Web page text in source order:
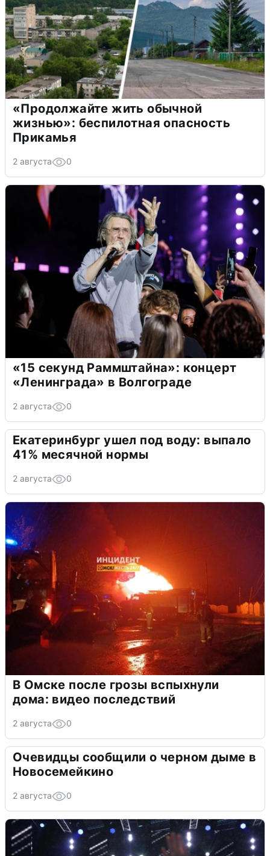
«Продолжайте жить обычной
жизнью»: беспилотная опасность
Прикамья
2 августа 0
«15 секунд Раммштайна»: концерт
«Ленинграда» в Волгограде
2 августа 0
Екатеринбург ушел под воду: выпало
41% месячной нормы
2 августа 0
В Омске после грозы вспыхнули
дома: видео последствий
2 августа 0
Очевидцы сообщили о черном дыме в
Новосемейкино
2 августа 0